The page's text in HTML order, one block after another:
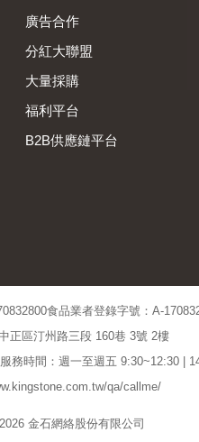
廣告合作
分紅大聯盟
大量採購
福利平台
B2B供應鏈平台
食品業者登錄字號：A-
正區汀州路三段 160巷 3號 2樓
服務時間：週一至週五 9:30~12:30 |
qa/callme/
金石網絡股份有限公司